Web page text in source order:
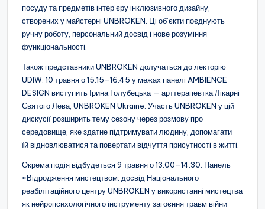
посуду та предметів інтер’єру інклюзивного дизайну,
створених у майстерні UNBROKEN. Ці об’єкти поєднують
ручну роботу, персональний досвід і нове розуміння
функціональності.
Також представники UNBROKEN долучаться до лекторію
UDIW. 10 травня о 15:15–16:45 у межах панелі AMBIENCE
DESIGN виступить Ірина Голубецька — арттерапевтка Лікарні
Святого Лева, UNBROKEN Ukraine. Участь UNBROKEN у цій
дискусії розширить тему сезону через розмову про
середовище, яке здатне підтримувати людину, допомагати
їй відновлюватися та повертати відчуття присутності в житті.
Окрема подія відбудеться 9 травня о 13:00–14:30. Панель
«Відродження мистецтвом: досвід Національного
реабілітаційного центру UNBROKEN у використанні мистецтва
як нейропсихологічного інструменту загоєння травм війни